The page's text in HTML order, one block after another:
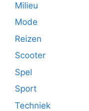
Milieu
Mode
Reizen
Scooter
Spel
Sport
Techniek